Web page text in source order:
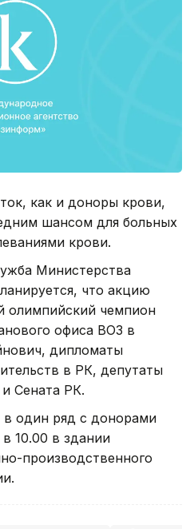
как и доноры крови,
шансом для больных
крови.
Министерства
что акцию
олимпийский чемпион
офиса ВОЗ в
дипломаты
в РК, депутаты
Сената РК.
один ряд с донорами
10.00 в здании
производственного